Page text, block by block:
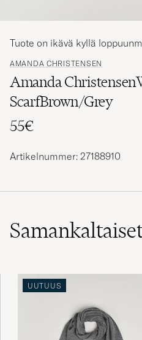
AMANDA CHRISTENSEN
Amanda
ScarfBrown/Grey
55€
Tuote on ikävä kyllä
Artikelnummer: 27188910
UUTUUS